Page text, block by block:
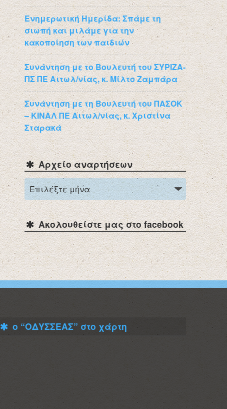
Ενημερωτική Ημερίδα: Σπάμε τη
σιωπή και μιλάμε για την
κακοποίηση των παιδιών
Συνάντηση με το Βουλευτή του ΣΥΡΙΖΑ-
ΠΣ ΠΕ Αιτωλ/νίας, κ. Μίλτο Ζαμπάρα
Συνάντηση με τη Βουλευτή του ΠΑΣΟΚ
– ΚΙΝΑΛ ΠΕ Αιτωλ/νίας, κ. Χριστίνα
Σταρακά
Αρχείο αναρτήσεων
Ακολουθείστε μας στο facebook
ο “ΟΔΥΣΣΕΑΣ” στο χάρτη